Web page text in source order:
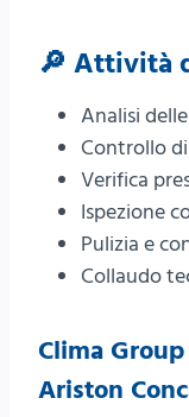
🔎 Attività
Analisi
Controllo
Verifica
Ispezione
Pulizia e
Collaudo
Clima
Ariston